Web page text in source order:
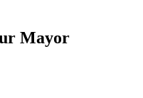
Mayor